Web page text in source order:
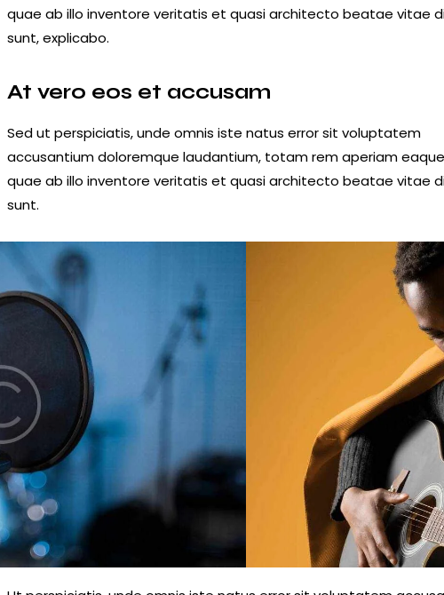
quae ab illo inventore veritatis et quasi architecto beatae vitae
sunt, explicabo.
At vero eos et accusam
Sed ut perspiciatis, unde omnis iste natus error sit voluptatem
accusantium doloremque laudantium, totam rem aperiam
quae ab illo inventore veritatis et quasi architecto beatae vitae
sunt.